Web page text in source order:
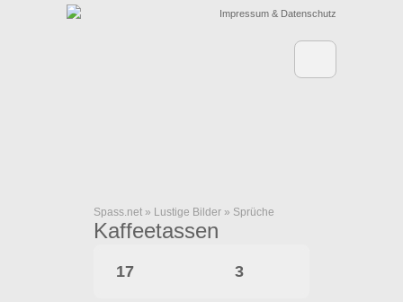
Impressum & Datenschutz
Spass.net » Lustige Bilder » Sprüche
Kaffeetassen
17 3